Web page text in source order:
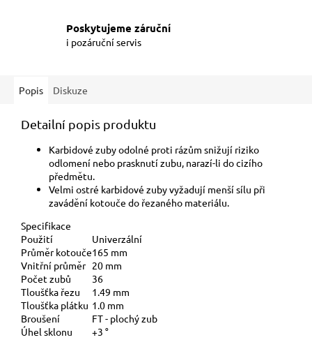
Poskytujeme záruční
i pozáruční servis
Popis Diskuze
Detailní popis produktu
Karbidové zuby odolné proti rázům snižují riziko
odlomení nebo prasknutí zubu, narazí-li do cizího
předmětu.
Velmi ostré karbidové zuby vyžadují menší sílu při
zavádění kotouče do řezaného materiálu.
Specifikace
Použití
Univerzální
Průměr kotouče165 mm
Vnitřní průměr 20 mm
Počet zubů
36
Tloušťka řezu
1.49 mm
Tloušťka plátku 1.0 mm
Broušení
FT - plochý zub
Úhel sklonu
+3 °